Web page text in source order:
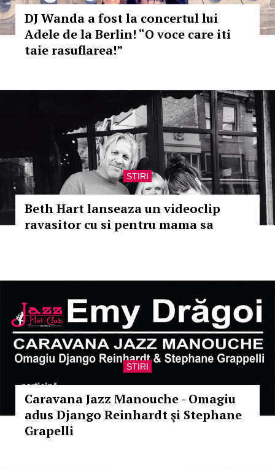
DJ Wanda a fost la concertul lui
Adele de la Berlin! “O voce care iti
taie rasuflarea!”
STIRI
Beth Hart lanseaza un videoclip
ravasitor cu si pentru mama sa
STIRI
Caravana Jazz Manouche - Omagiu
adus Django Reinhardt şi Stephane
Grapelli